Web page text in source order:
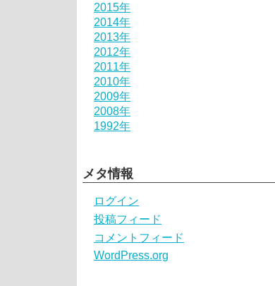
2015年
2014年
2013年
2012年
2011年
2010年
2009年
2008年
1992年
メタ情報
ログイン
投稿フィード
コメントフィード
WordPress.org